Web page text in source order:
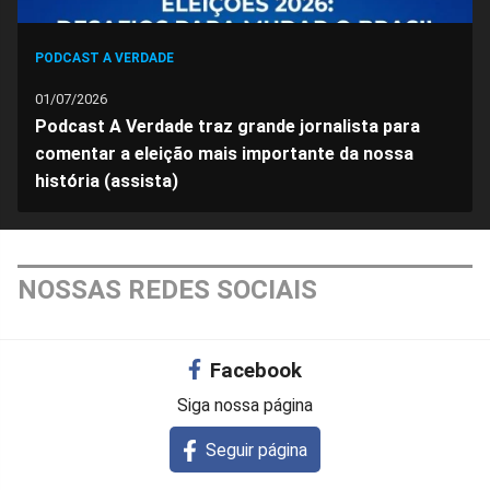
PODCAST A VERDADE
01/07/2026
Podcast A Verdade traz grande jornalista para
comentar a eleição mais importante da nossa
história (assista)
NOSSAS REDES SOCIAIS
Facebook
Siga nossa página
Seguir página